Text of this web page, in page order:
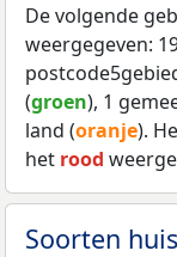
De volgende
weergegeven:
(groen), 1
land (oranje).
het rood
Soorten